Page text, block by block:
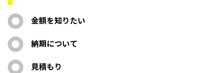
金額を知りたい
納期について
見積もり